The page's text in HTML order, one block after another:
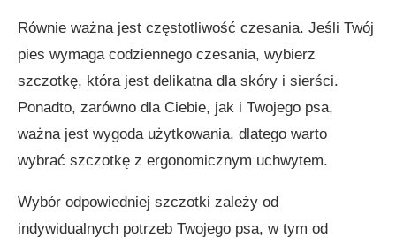
Równie ważna jest częstotliwość czesania. Jeśli Twój
pies wymaga codziennego czesania, wybierz
szczotkę, która jest delikatna dla skóry i sierści.
Ponadto, zarówno dla Ciebie, jak i Twojego psa,
ważna jest wygoda użytkowania, dlatego warto
wybrać szczotkę z ergonomicznym uchwytem.
Wybór odpowiedniej szczotki zależy od
indywidualnych potrzeb Twojego psa, w tym od